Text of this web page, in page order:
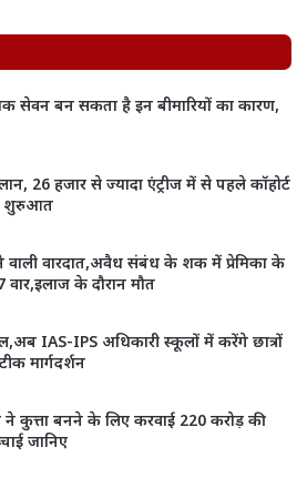
बन सकता है इन बीमारियों का कारण,
26 हजार से ज्यादा एंट्रीज में से पहले कॉहोर्ट
शुरुआत
वारदात,अवैध संबंध के शक में प्रेमिका के
के दौरान मौत
IAS-IPS अधिकारी स्कूलों में करेंगे छात्रों
मार्गदर्शन
ने कुत्ता बनने के लिए करवाई 220 करोड़ की
जानिए